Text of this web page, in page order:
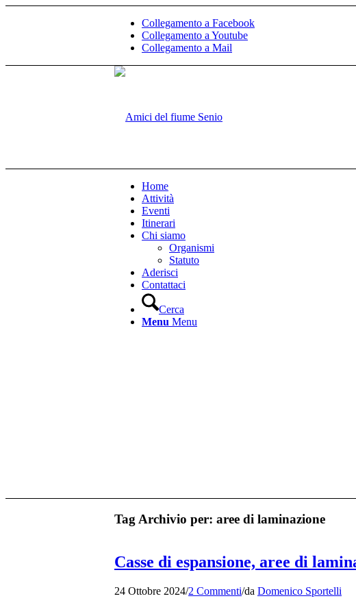
Collegamento a Facebook
Collegamento a Youtube
Collegamento a Mail
Home
Attività
Eventi
Itinerari
Chi siamo
Organismi
Statuto
Aderisci
Contattaci
Cerca
Menu Menu
Tag Archivio per: aree di laminazione
Casse di espansione, aree di
24 Ottobre 2024/2 Commenti/da Domenico Sportelli